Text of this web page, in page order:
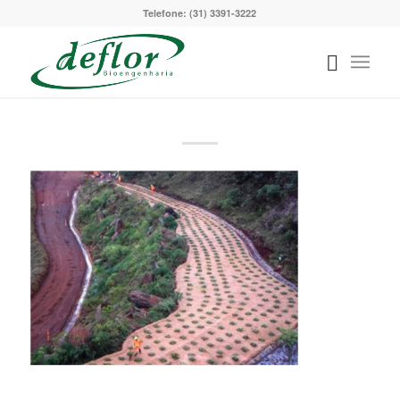
Telefone: (31) 3391-3222